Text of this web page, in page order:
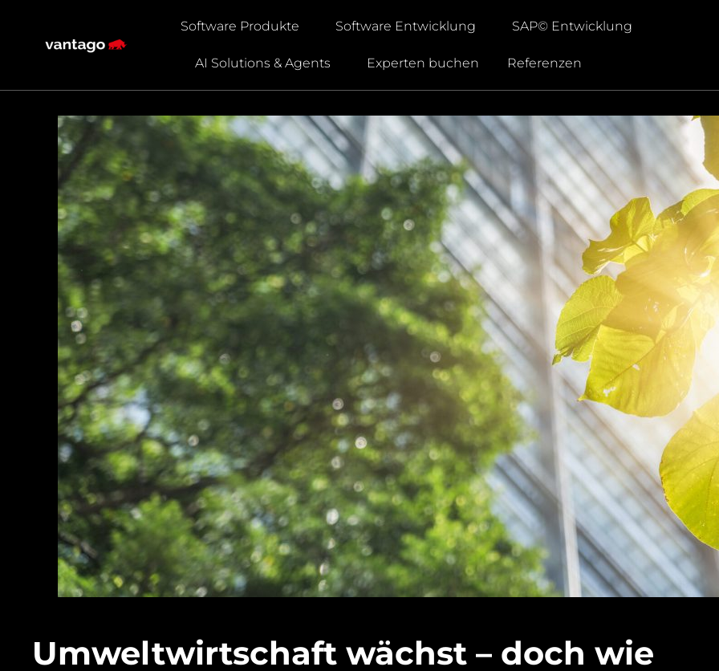
Software Produkte Software Entwicklung SAP© Entwicklung
AI Solutions & Agents Experten buchen Referenzen
Umweltwirtschaft wächst – doch wie